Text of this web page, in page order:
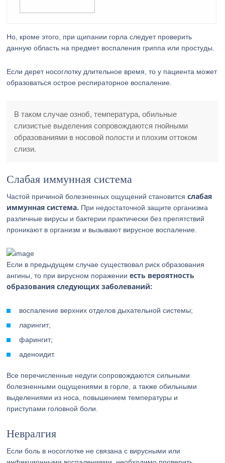
Но, кроме этого, при щипании горла следует проверить
данную область на предмет воспаления гриппа или простуды.
Если дерет носоглотку длительное время, то у пациента может
образоваться острое респираторное воспаление.
В таком случае озноб, температура, обильные
слизистые выделения сопровождаются гнойными
образованиями в носовой полости и плохим оттоком
слизи.
Слабая иммунная система
Частой причиной болезненных ощущений становитсяслабая
иммунная система. При недостаточной защите организма
различные вирусы и бактерии практически без препятствий
проникают в организм и вызывают вирусное воспаление.
Если в предыдущем случае существовал риск образования
ангины, то при вирусном пораженииесть вероятность
образования следующих заболеваний:
воспаление верхних отделов дыхательной системы;
ларингит;
фарингит;
аденоидит.
Все перечисленные недуги сопровождаются сильными
болезненными ощущениями в горле, а также обильными
выделениями из носа, повышением температуры и
приступами головной боли.
Невралгия
Если боль в носоглотке не связана с вирусными или